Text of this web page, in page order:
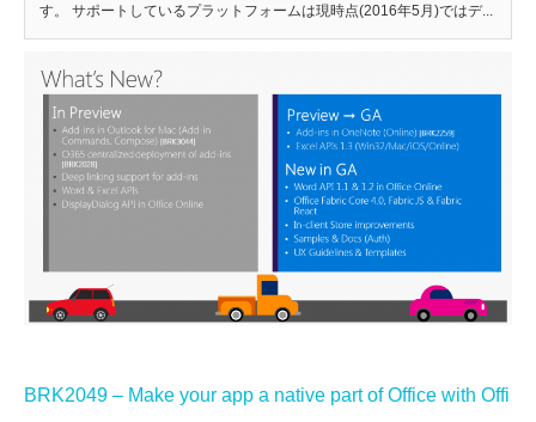
す。 サポートしているプラットフォームは現時点(2016年5月)ではデ...
BRK2049 – Make your app a native part of Office with Offi